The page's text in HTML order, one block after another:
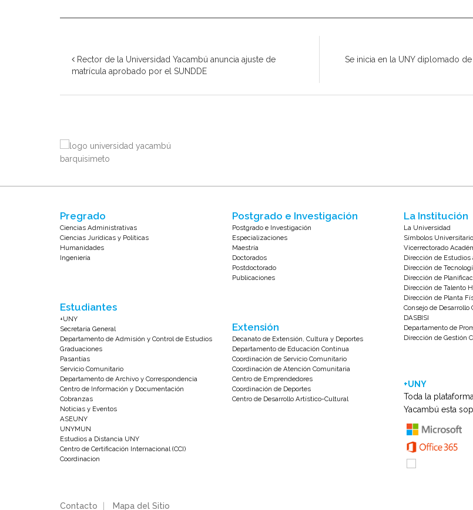
Rector de la Universidad Yacambú anuncia ajuste de
matrícula aprobado por el SUNDDE
Se inicia en la UNY diplomado
Pregrado
Ciencias Administrativas
Ciencias Jurídicas y Políticas
Humanidades
Ingeniería
Estudiantes
+UNY
Secretaría General
Departamento de Admisión y Control de Estudios
Graduaciones
Pasantías
Servicio Comunitario
Departamento de Archivo y Correspondencia
Centro de Información y Documentación
Cobranzas
Noticias y Eventos
ASEUNY
UNYMUN
Estudios a Distancia UNY
Centro de Certificación Internacional (CCI)
Coordinacion
Postgrado e Investigación
Postgrado e Investigación
Especializaciones
Maestría
Doctorados
Postdoctorado
Publicaciones
Extensión
Decanato de Extensión, Cultura y Deportes
Departamento de Educación Continua
Coordinación de Servicio Comunitario
Coordinación de Atención Comunitaria
Centro de Emprendedores
Coordinación de Deportes
Centro de Desarrollo Artístico-Cultural
La Institución
La Universidad
Símbolos
Vicerrectorado
Dirección de Estudios
Dirección de
Dirección de
Dirección de Talento
Dirección de Planta
Consejo de Desarrollo
DASBISI
Departamento de
Dirección de Gestión
+UNY
Toda la
Yacambú esta
Contacto Mapa del Sitio